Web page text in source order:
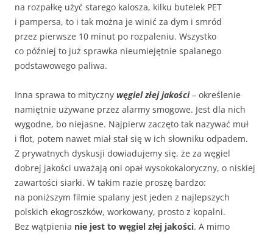
na rozpałkę użyć starego kalosza, kilku butelek PET
i pampersa, to i tak można je winić za dym i smród
przez pierwsze 10 minut po rozpaleniu. Wszystko
co później to już sprawka nieumiejętnie spalanego
podstawowego paliwa.
Inna sprawa to mityczny węgiel złej jakości– określenie
namiętnie używane przez alarmy smogowe. Jest dla nich
wygodne, bo niejasne. Najpierw zaczęto tak nazywać muł
i flot, potem nawet miał stał się w ich słowniku odpadem.
Z prywatnych dyskusji dowiadujemy się, że za węgiel
dobrej jakości uważają oni opał wysokokaloryczny, o niskiej
zawartości siarki. W takim razie proszę bardzo:
na poniższym filmie spalany jest jeden z najlepszych
polskich ekogroszków, workowany, prosto z kopalni.
Bez wątpienia nie jest to węgiel złej jakości. A mimo